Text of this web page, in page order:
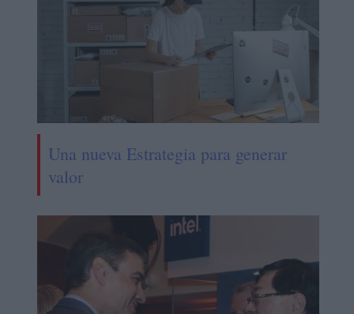
Una nueva Estrategia para generar
valor